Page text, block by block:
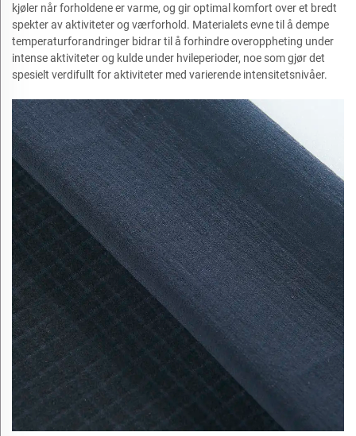
kjøler når forholdene er varme, og gir optimal komfort over et bredt
spekter av aktiviteter og værforhold. Materialets evne til å dempe
temperaturforandringer bidrar til å forhindre overoppheting under
intense aktiviteter og kulde under hvileperioder, noe som gjør det
spesielt verdifullt for aktiviteter med varierende intensitetsnivåer.